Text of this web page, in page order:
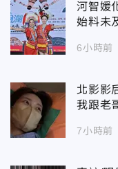
河智媛
始料未
6小時前
北影影
我跟老
7小時前